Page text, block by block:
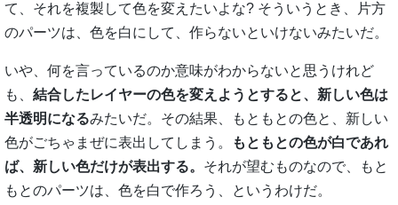
て、それを複製して色を変えたいよな? そういうとき、片方
のパーツは、色を白にして、作らないといけないみたいだ。
いや、何を言っているのか意味がわからないと思うけれど
も、 結合したレイヤーの色を変えようとすると、新しい色は
半透明になるみたいだ。その結果、もともとの色と、新しい
色がごちゃまぜに表出してしまう。
もともとの色が白であれ
ば、新しい色だけが表出する。 それが望むものなので、もと
もとのパーツは、色を白で作ろう、というわけだ。